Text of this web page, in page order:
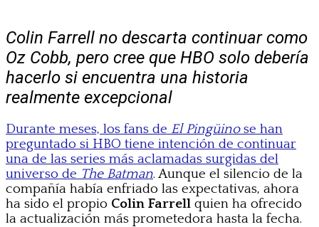
Colin Farrell no descarta continuar como
Oz Cobb, pero cree que HBO solo debería
hacerlo si encuentra una historia
realmente excepcional
Durante meses, los fans de El Pingüinose han
preguntado si HBO tiene intención de continuar
una de las series más aclamadas surgidas del
universo de The Batman. Aunque el silencio de la
compañía había enfriado las expectativas, ahora
ha sido el propio Colin Farrell quien ha ofrecido
la actualización más prometedora hasta la fecha.